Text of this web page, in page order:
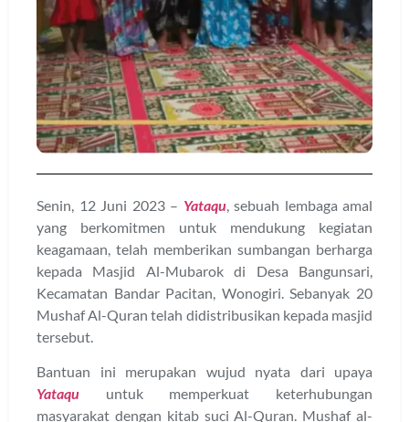
Senin, 12 Juni 2023 – Yataqu, sebuah lembaga amal
yang berkomitmen untuk mendukung kegiatan
keagamaan, telah memberikan sumbangan berharga
kepada Masjid Al-Mubarok di Desa Bangunsari,
Kecamatan Bandar Pacitan, Wonogiri. Sebanyak 20
Mushaf Al-Quran telah didistribusikan kepada masjid
tersebut.
Bantuan ini merupakan wujud nyata dari upaya
Yataqu untuk memperkuat keterhubungan
masyarakat dengan kitab suci Al-Quran. Mushaf al-